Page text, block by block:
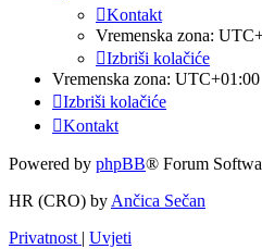
Kontakt
Vremenska zona:
Izbriši kolačiće
Vremenska zona: UTC+01:00
Izbriši kolačiće
Kontakt
Powered by phpBB® Forum
HR (CRO) by Ančica Sečan
Privatnost | Uvjeti